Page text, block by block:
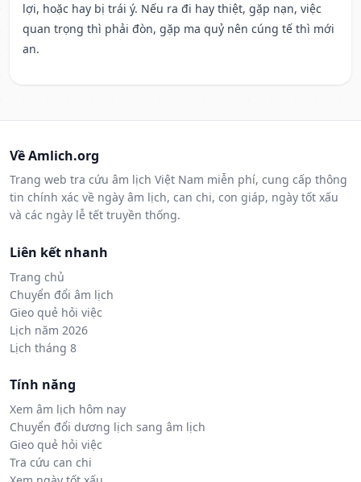
lợi, hoặc hay bị trái ý. Nếu ra đi hay thiệt, gặp nạn, việc
quan trọng thì phải đòn, gặp ma quỷ nên cúng tế thì mới
an.
Về Amlich.org
Trang web tra cứu âm lịch Việt Nam miễn phí, cung cấp thông
tin chính xác về ngày âm lịch, can chi, con giáp, ngày tốt xấu
và các ngày lễ tết truyền thống.
Liên kết nhanh
Trang chủ
Chuyển đổi âm lịch
Gieo quẻ hỏi việc
Lịch năm 2026
Lịch tháng 8
Tính năng
Xem âm lịch hôm nay
Chuyển đổi dương lịch sang âm lịch
Gieo quẻ hỏi việc
Tra cứu can chi